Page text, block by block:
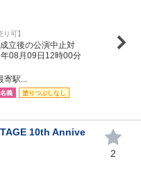
可】
立後の公演中止対
08月09日12時00分
寄駅...
義
塗りつぶしなし
10th Annive
2